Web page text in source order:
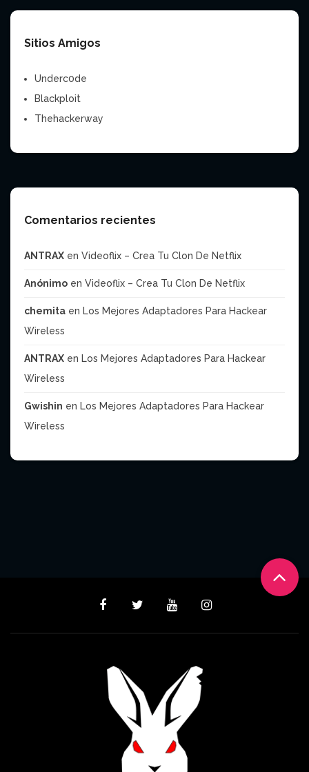
Sitios Amigos
Underc0de
Blackploit
Thehackerway
Comentarios recientes
ANTRAX en Videoflix – Crea Tu Clon De Netflix
Anónimo en Videoflix – Crea Tu Clon De Netflix
chemita en Los Mejores Adaptadores Para Hackear
Wireless
ANTRAX en Los Mejores Adaptadores Para Hackear
Wireless
Gwishin en Los Mejores Adaptadores Para Hackear
Wireless